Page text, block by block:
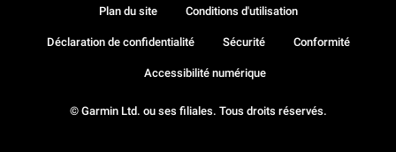
© Garmin Ltd. ou ses filiales. Tous droits réservés.
Plan du site Conditions d'utilisation
Déclaration de confidentialité Sécurité Conformité
Accessibilité numérique